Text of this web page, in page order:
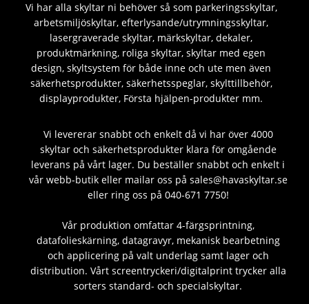
Vi har alla skyltar ni behöver så som parkeringsskyltar,
arbetsmiljöskyltar, efterlysande/utrymningsskyltar,
lasergraverade skyltar, märkskyltar, dekaler,
produktmärkning, roliga skyltar, skyltar med egen
design, skyltsystem för både inne och ute men även
säkerhetsprodukter, säkerhetsspeglar, skylttillbehör,
displayprodukter, Första hjälpen-produkter mm.
Vi levererar snabbt och enkelt då vi har över 4000
skyltar och säkerhetsprodukter klara för omgående
leverans på vårt lager. Du beställer snabbt och enkelt i
vår webb-butik eller mailar oss på sales@havaskyltar.se
eller ring oss på 040-671 7750!
Vår produktion omfattar 4-färgsprintning,
datafolieskärning, datagravyr, mekanisk bearbetning
och applicering på valt underlag samt lager och
distribution. Vårt screentryckeri/digitalprint trycker alla
sorters standard- och specialskyltar.